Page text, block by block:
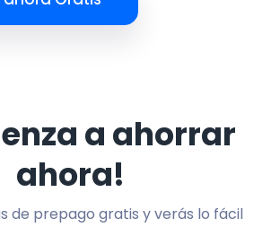
a ahorrar
ahora!
de prepago gratis y verás lo fácil